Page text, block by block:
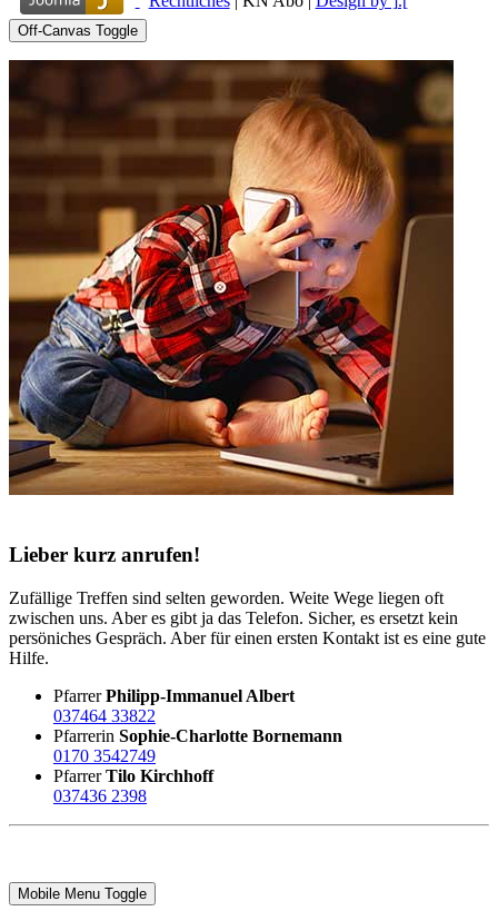
Off-Canvas Toggle
Lieber kurz anrufen!
Zufällige Treffen sind selten geworden. Weite Wege liegen oft
zwischen uns. Aber es gibt ja das Telefon. Sicher, es ersetzt kein
persöniches Gespräch. Aber für einen ersten Kontakt ist es eine gute
Hilfe.
PfarrerPhilipp-Immanuel Albert
037464 33822
Pfarrerin Sophie-Charlotte Bornemann
0170 3542749
PfarrerTilo Kirchhoff
037436 2398
Mobile Menu Toggle